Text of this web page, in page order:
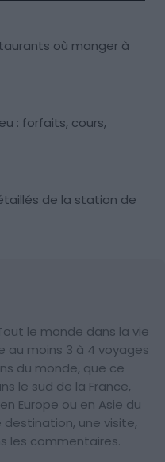
où manger à
: forfaits, cours,
de la station de
le monde dans la vie
au moins 3 à 4 voyages
du monde, que ce
le sud de la France,
Europe ou en Asie du
destination, une visite,
les commentaires.